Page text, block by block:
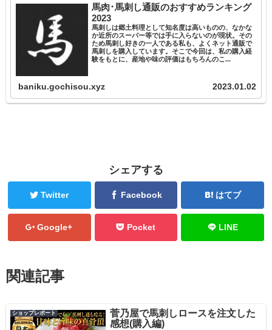
馬肉･馬刺し通販のおすすめランキング
2023
馬刺しは郷土料理として知名度は高いものの、なかな
か近所のスーパー等では手に入らないのが現状。その
ため馬刺し好きの一人である私も、よくネット通販で
馬刺しを購入しています。そこで今回は、私の購入経
験をもとに、産地や味の評価はもちろんのこ...
baniku.gochisou.xyz 2023.01.02
シェアする
Twitter Facebook はてブ
Google+ Pocket LINE
関連記事
ショップレポート
菅乃屋で馬刺しロースを注文した
感想(購入編)